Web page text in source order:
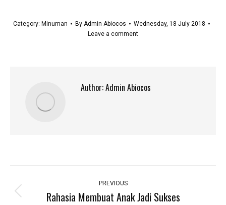
Category: Minuman By Admin Abiocos
Wednesday, 18 July 2018
Leave a comment
Author:Admin Abiocos
navigation
PREVIOUS
Previous
Rahasia Membuat Anak Jadi Sukses